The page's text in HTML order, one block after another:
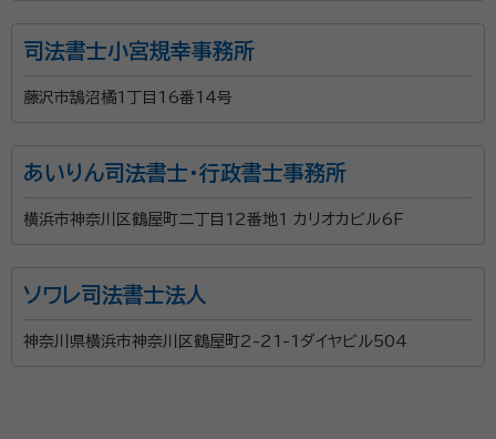
司法書士小宮規幸事務所
藤沢市鵠沼橘1丁目16番14号
あいりん司法書士・行政書士事務所
横浜市神奈川区鶴屋町二丁目12番地1 カリオカビル6F
ソワレ司法書士法人
神奈川県横浜市神奈川区鶴屋町2-21-1ダイヤビル504